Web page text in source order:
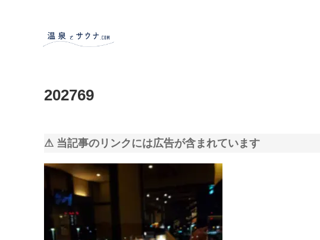
202769
⚠ 当記事のリンクには広告が含まれています